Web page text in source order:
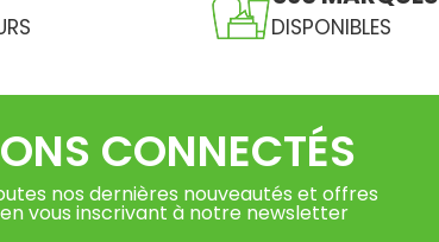
DISPONIBLES
CONNECTÉS
nos dernières nouveautés et offres
vous inscrivant à notre newsletter